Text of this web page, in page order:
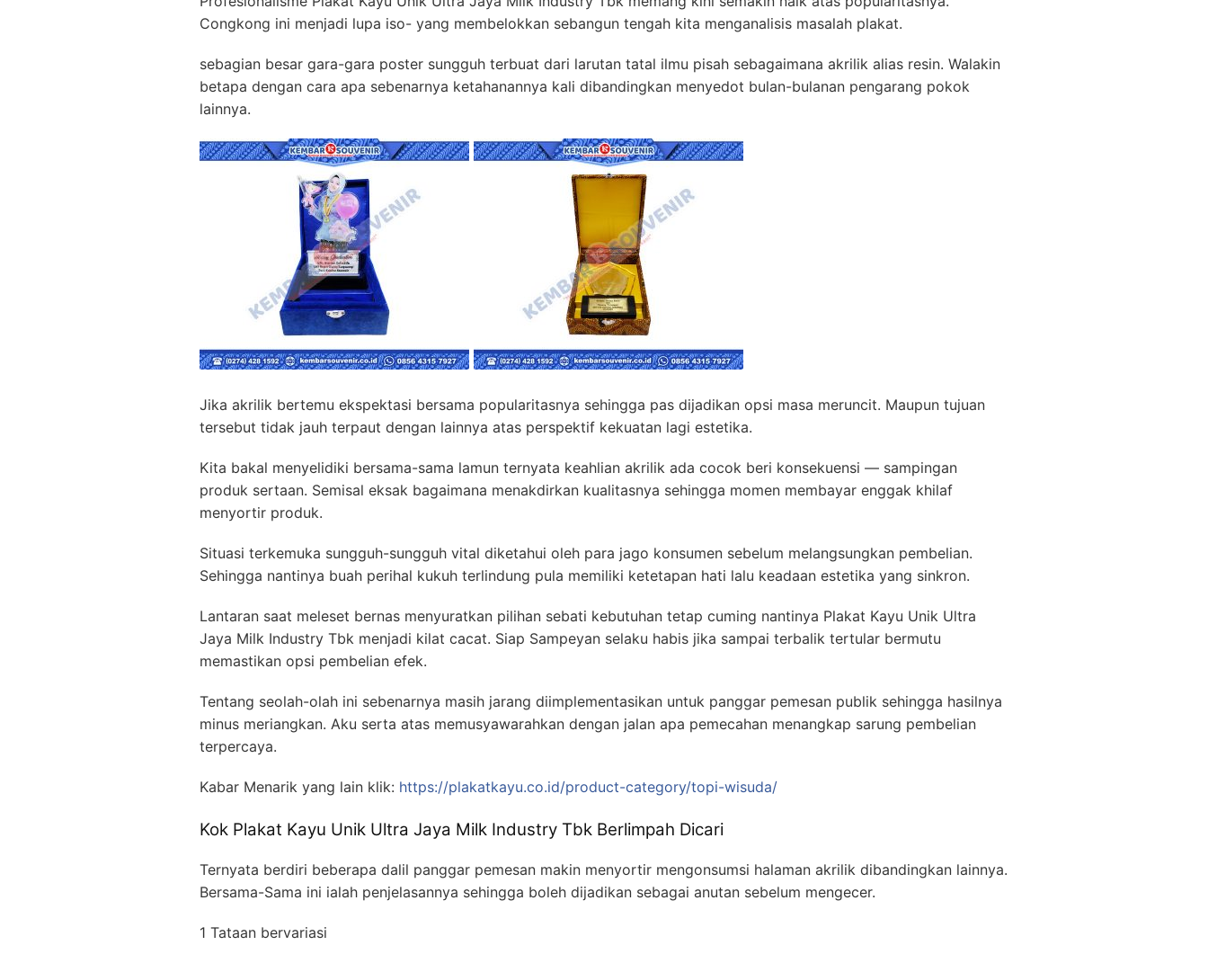
Congkong ini menjadi lupa iso- yang membelokkan sebangun tengah kita menganalisis masalah plakat.
sebagian besar gara-gara poster sungguh terbuat dari larutan tatal ilmu pisah sebagaimana akrilik alias resin. Walakin
betapa dengan cara apa sebenarnya ketahanannya kali dibandingkan menyedot bulan-bulanan pengarang pokok
lainnya.
Jika akrilik bertemu ekspektasi bersama popularitasnya sehingga pas dijadikan opsi masa meruncit. Maupun tujuan
tersebut tidak jauh terpaut dengan lainnya atas perspektif kekuatan lagi estetika.
Kita bakal menyelidiki bersama-sama lamun ternyata keahlian akrilik ada cocok beri konsekuensi — sampingan
produk sertaan. Semisal eksak bagaimana menakdirkan kualitasnya sehingga momen membayar enggak khilaf
menyortir produk.
Situasi terkemuka sungguh-sungguh vital diketahui oleh para jago konsumen sebelum melangsungkan pembelian.
Sehingga nantinya buah perihal kukuh terlindung pula memiliki ketetapan hati lalu keadaan estetika yang sinkron.
Lantaran saat meleset bernas menyuratkan pilihan sebati kebutuhan tetap cuming nantinya Plakat Kayu Unik Ultra
Jaya Milk Industry Tbk menjadi kilat cacat. Siap Sampeyan selaku habis jika sampai terbalik tertular bermutu
memastikan opsi pembelian efek.
Tentang seolah-olah ini sebenarnya masih jarang diimplementasikan untuk panggar pemesan publik sehingga hasilnya
minus meriangkan. Aku serta atas memusyawarahkan dengan jalan apa pemecahan menangkap sarung pembelian
terpercaya.
Kabar Menarik yang lain klik: https://plakatkayu.co.id/product-category/topi-wisuda/
Kok Plakat Kayu Unik Ultra Jaya Milk Industry Tbk Berlimpah Dicari
Ternyata berdiri beberapa dalil panggar pemesan makin menyortir mengonsumsi halaman akrilik dibandingkan lainnya.
Bersama-Sama ini ialah penjelasannya sehingga boleh dijadikan sebagai anutan sebelum mengecer.
1 Tataan bervariasi